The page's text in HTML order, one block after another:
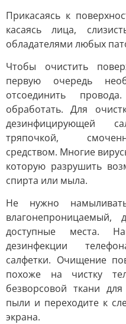
Прикасаясь к
касаясь лица,
обладателями любых
Чтобы очистить
первую очередь
отсоединить
обработать. Для
дезинфицирующей
тряпочкой,
средством. Многие
которую разрушить
спирта или мыла.
Не нужно
влагонепроницаемый,
доступные места.
дезинфекции
салфетки. Очищение
похоже на чистку
безворсовой ткани
пыли и переходите к
экрана.